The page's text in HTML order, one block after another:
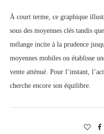
À court terme, ce graphique
sous des moyennes clés tandis
mélange incite à la prudence
moyennes mobiles ou établisse
vente atténué. Pour l’instant,
cherche encore son équilibre.